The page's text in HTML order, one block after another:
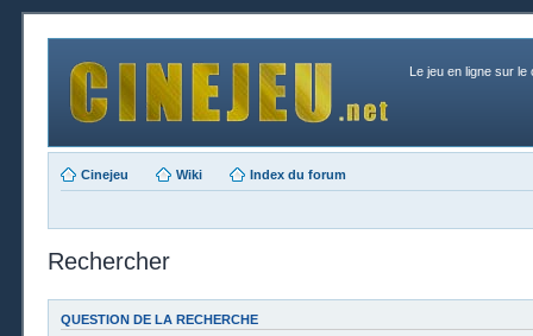
Le jeu en ligne sur le
Cinejeu Wiki Index du forum
Rechercher
QUESTION DE LA RECHERCHE